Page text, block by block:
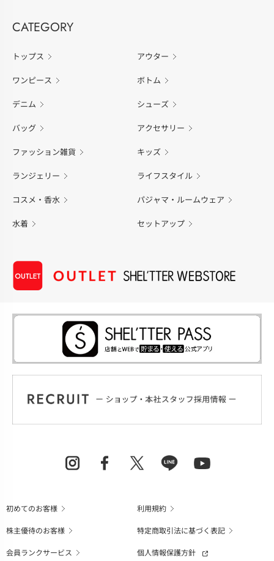
CATEGORY
トップス アウター
ワンピース ボトム
デニム シューズ
バッグ アクセサリー
ファッション雑貨 キッズ
ランジェリー ライフスタイル
コスメ・香水 パジャマ・ルームウェア
水着 セットアップ
初めてのお客様
利用規約
株主優待のお客様
特定商取引法に基づく表記
会員ランクサービス
個人情報保護方針